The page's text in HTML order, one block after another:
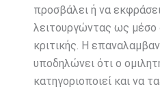
προσβάλει ή να
λειτουργώντας ως μέσο
κριτικής. Η
υποδηλώνει ότι ο
κατηγοριοποιεί και να